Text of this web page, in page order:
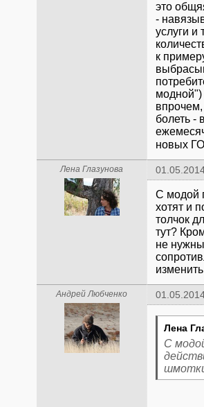
это
-
услуги и
к
модной")
болеть -
новых
Лена Глазунова
С модой
хотят и
толчок
тут?
не
Андрей Любченко
Лена
С